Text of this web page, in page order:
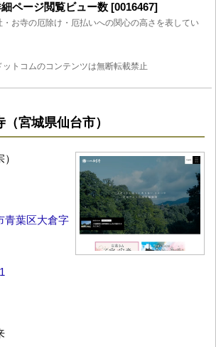
ページ閲覧ビュー数 [0016467]
お寺の厄除け・厄払いへの関心の高さを表してい
トコムのコンテンツは無断転載禁止
宮城県仙台市）
青葉区大倉字